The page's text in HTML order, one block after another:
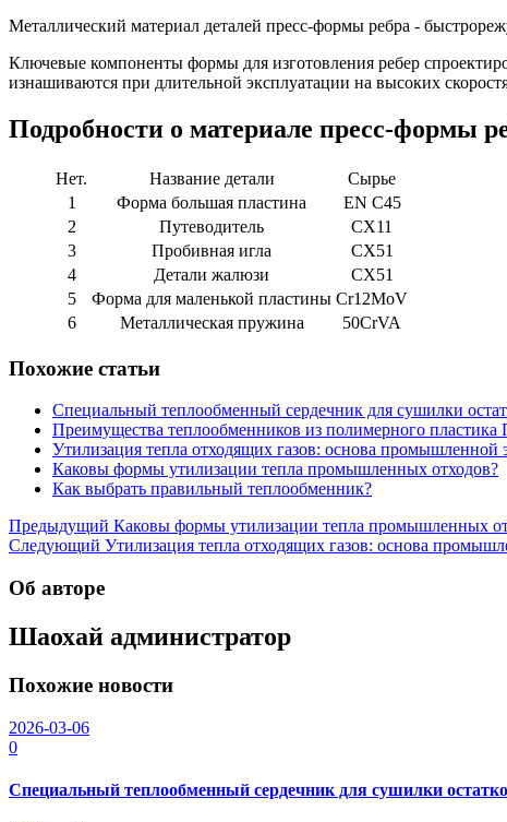
Металлический материал деталей пресс-формы ребра -
Ключевые компоненты формы для изготовления ребер
изнашиваются при длительной эксплуатации на высоких
Подробности о материале пресс-формы
Нет. Название детали
Сырье
1
Форма большая пластина
EN C45
2
Путеводитель
СХ11
3
Пробивная игла
СХ51
4
Детали жалюзи
СХ51
5
Форма для маленькой пластины Cr12MoV
6
Металлическая пружина 50CrVA
Похожие статьи
Специальный теплообменный сердечник для сушилки
Преимущества теплообменников из полимерного
Утилизация тепла отходящих газов: основа промышленной
Каковы формы утилизации тепла промышленных отходов?
Как выбрать правильный теплообменник?
Навигация
по
записям
Предыдущий Каковы формы утилизации тепла промышленных
Следующий Утилизация тепла отходящих газов: основа
Об авторе
Шаохай администратор
Похожие новости
2026-03-06
0
Специальный теплообменный сердечник для сушилки